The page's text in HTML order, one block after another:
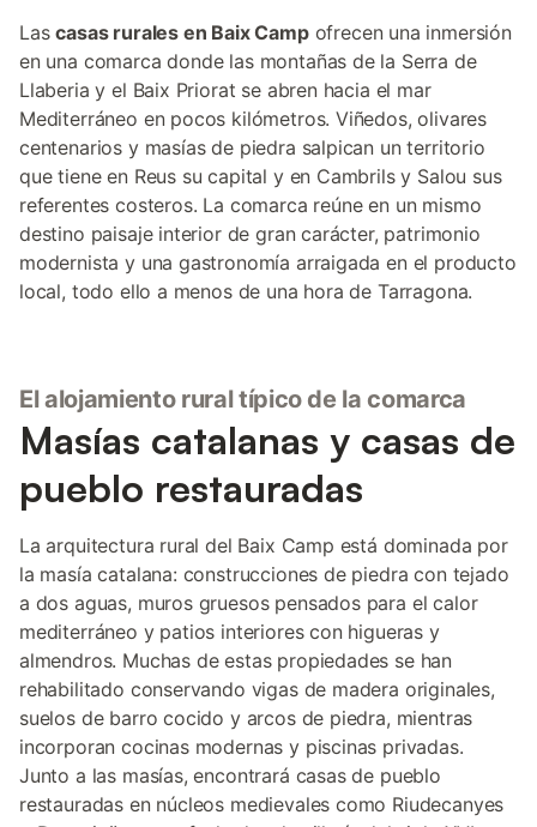
Lascasas rurales en Baix Campofrecen una inmersión
en una comarca donde las montañas de la Serra de
Llaberia y el Baix Priorat se abren hacia el mar
Mediterráneo en pocos kilómetros. Viñedos, olivares
centenarios y masías de piedra salpican un territorio
que tiene en Reus su capital y en Cambrils y Salou sus
referentes costeros. La comarca reúne en un mismo
destino paisaje interior de gran carácter, patrimonio
modernista y una gastronomía arraigada en el producto
local, todo ello a menos de una hora de Tarragona.
El alojamiento rural típico de la comarca
Masías catalanas y casas de
pueblo restauradas
La arquitectura rural del Baix Camp está dominada por
la masía catalana: construcciones de piedra con tejado
a dos aguas, muros gruesos pensados para el calor
mediterráneo y patios interiores con higueras y
almendros. Muchas de estas propiedades se han
rehabilitado conservando vigas de madera originales,
suelos de barro cocido y arcos de piedra, mientras
incorporan cocinas modernas y piscinas privadas.
Junto a las masías, encontrará casas de pueblo
restauradas en núcleos medievales como Riudecanyes